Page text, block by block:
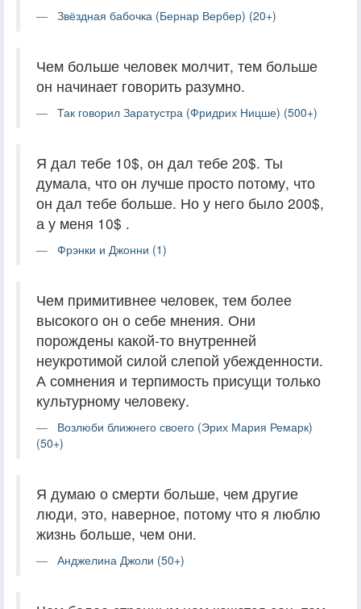
Звёздная бабочка (Бернар Вербер) (20+)
Чем больше человек молчит, тем больше
он начинает говорить разумно.
Так говорил Заратустра (Фридрих Ницше) (500+)
Я дал тебе 10$, он дал тебе 20$. Ты
думала, что он лучше просто потому, что
он дал тебе больше. Но у него было 200$,
а у меня 10$ .
Фрэнки и Джонни (1)
Чем примитивнее человек, тем более
высокого он о себе мнения. Они
порождены какой-то внутренней
неукротимой силой слепой убежденности.
А сомнения и терпимость присущи только
культурному человеку.
Возлюби ближнего своего (Эрих Мария Ремарк)
(50+)
Я думаю о смерти больше, чем другие
люди, это, наверное, потому что я люблю
жизнь больше, чем они.
Анджелина Джоли (50+)